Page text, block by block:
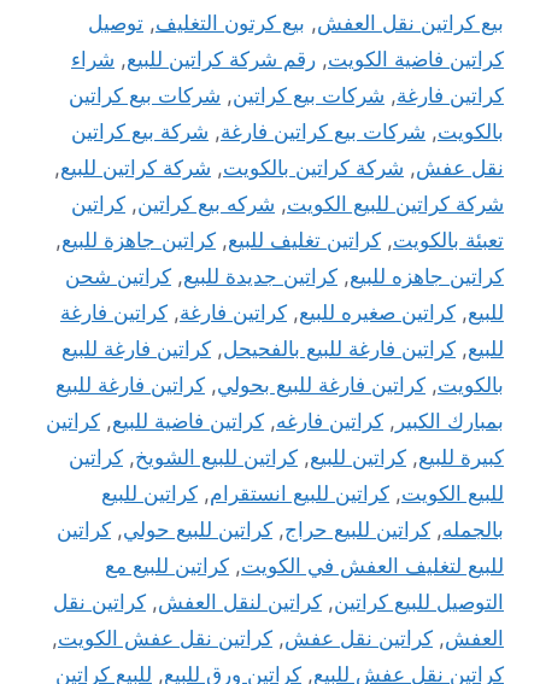
بيع كراتين نقل العفش, بيع كرتون التغليف, توصيل
كراتين فاضية الكويت, رقم شركة كراتين للبيع, شراء
كراتين فارغة, شركات بيع كراتين, شركات بيع كراتين
بالكويت, شركات بيع كراتين فارغة, شركة بيع كراتين
نقل عفش, شركة كراتين بالكويت, شركة كراتين للبيع,
شركة كراتين للبيع الكويت, شركه بيع كراتين, كراتين
تعبئة بالكويت, كراتين تغليف للبيع, كراتين جاهزة للبيع,
كراتين جاهزه للبيع, كراتين جديدة للبيع, كراتين شحن
للبيع, كراتين صغيره للبيع, كراتين فارغة, كراتين فارغة
للبيع, كراتين فارغة للبيع بالفحيحل, كراتين فارغة للبيع
بالكويت, كراتين فارغة للبيع بحولي, كراتين فارغة للبيع
بمبارك الكبير , كراتين فارغه, كراتين فاضية للبيع, كراتين
كبيرة للبيع, كراتين للبيع, كراتين للبيع الشويخ, كراتين
للبيع الكويت, كراتين للبيع انستقرام, كراتين للبيع
بالجمله, كراتين للبيع حراج, كراتين للبيع حولي, كراتين
للبيع لتغليف العفش في الكويت, كراتين للبيع مع
التوصيل للبيع كراتين, كراتين لنقل العفش, كراتين نقل
العفش, كراتين نقل عفش, كراتين نقل عفش الكويت,
كراتين نقل عفش للبيع, كراتين ورق للبيع, للبيع كراتين